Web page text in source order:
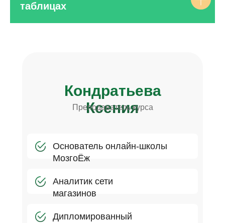
таблицах
Кондратьева
Ксения
Преподаватель курса
Основатель онлайн-школы
МозгоЁж
Аналитик сети
магазинов
Дипломированный